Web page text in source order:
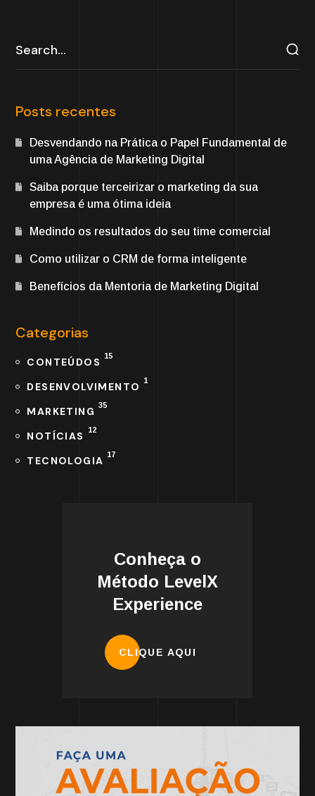
Posts recentes
Desvendando na Prática o Papel Fundamental de
uma Agência de Marketing Digital
Saiba porque terceirizar o marketing da sua
empresa é uma ótima ideia
Medindo os resultados do seu time comercial
Como utilizar o CRM de forma inteligente
Benefícios da Mentoria de Marketing Digital
Categorias
CONTEÚDOS 15
DESENVOLVIMENTO 1
MARKETING 35
NOTÍCIAS 12
TECNOLOGIA 17
Conheça o
Método LevelX
Experience
CLIQUE AQUI